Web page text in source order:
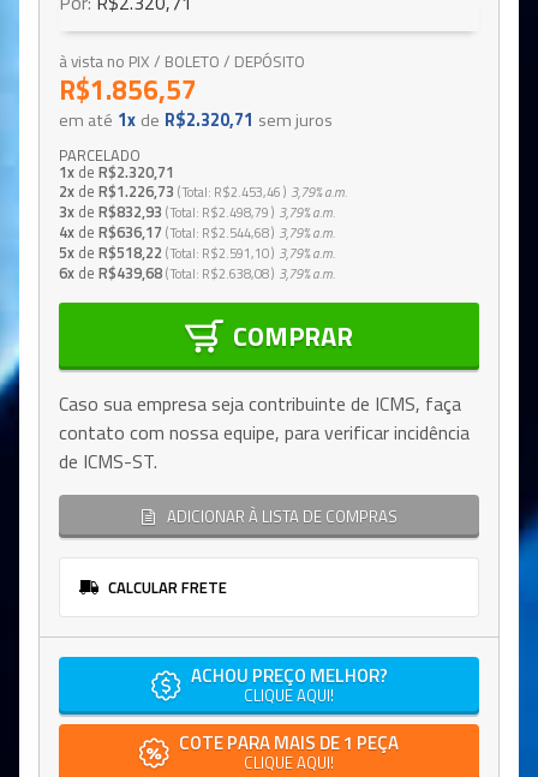
à vista no PIX / BOLETO / DEPÓSITO
R$1.856,57
em até 1x de R$2.320,71 sem juros
PARCELADO
1x de R$2.320,71
2x de R$1.226,73 Total R$2.453,46 3,79%a.m.
3x de R$832,93 Total R$2.498,79 3,79%a.m.
4x de R$636,17 Total R$2.544,68 3,79%a.m.
5x de R$518,22 Total R$2.591,10 3,79%a.m.
6x de R$439,68 Total R$2.638,08 3,79%a.m.
COMPRAR
Caso sua empresa seja contribuinte de ICMS, faça
contato com nossa equipe, para verificar incidência
de ICMS-ST.
ADICIONAR À LISTA DE COMPRAS
CALCULAR FRETE
ACHOU PREÇO MELHOR?
CLIQUE AQUI!
COTE PARA MAIS DE 1 PEÇA
CLIQUE AQUI!